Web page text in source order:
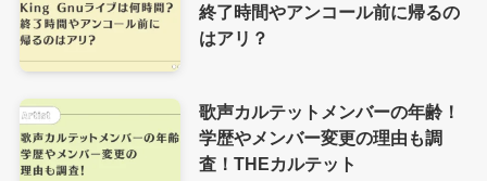
終了時間やアンコール前に帰るの
はアリ？
歌声カルテットメンバーの年齢！
学歴やメンバー変更の理由も調
査！THEカルテット